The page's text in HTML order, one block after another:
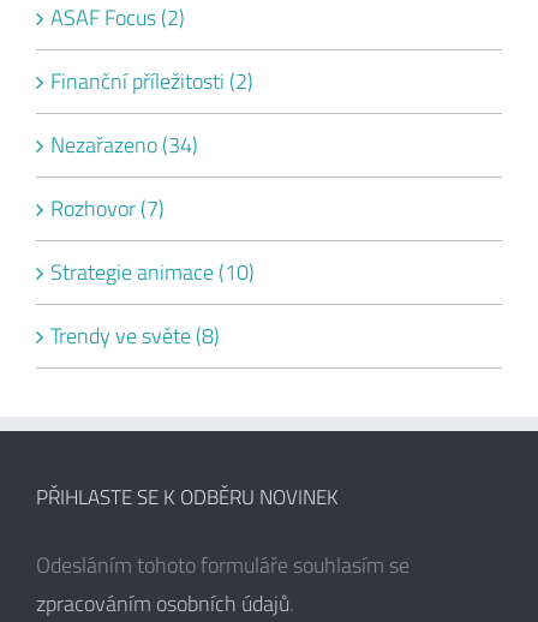
ASAF Focus (2)
Finanční příležitosti (2)
Nezařazeno (34)
Rozhovor (7)
Strategie animace (10)
Trendy ve světe (8)
PŘIHLASTE SE K ODBĚRU NOVINEK
Odesláním tohoto formuláře souhlasím se
zpracováním osobních údajů.